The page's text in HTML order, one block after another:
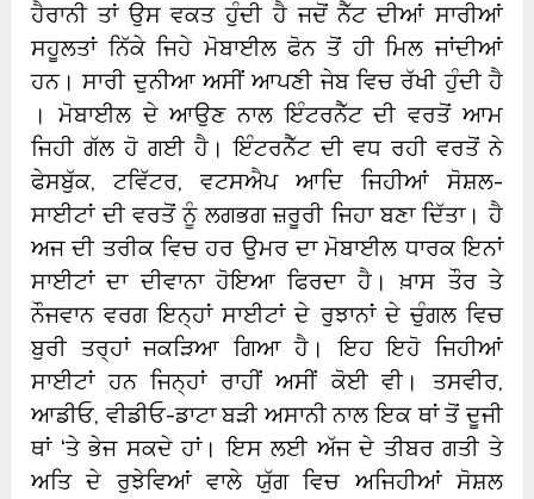
ਹੈਰਾਨੀ ਤਾਂ ਉਸ ਵਕਤ ਹੁੰਦੀ ਹੈ ਜਦੋਂ ਨੈੱਟ ਦੀਆਂ ਸਾਰੀਆਂ
ਸਹੂਲਤਾਂ ਨਿੱਕੇ ਜਿਹੇ ਮੋਬਾਈਲ ਫੋਨ ਤੋਂ ਹੀ ਮਿਲ ਜਾਂਦੀਆਂ
ਹਨ। ਸਾਰੀ ਦੁਨੀਆ ਅਸੀਂ ਆਪਣੀ ਜੇਬ ਵਿਚ ਰੱਖੀ ਹੁੰਦੀ ਹੈ
। ਮੋਬਾਈਲ ਦੇ ਆਉਣ ਨਾਲ ਇੰਟਰਨੈੱਟ ਦੀ ਵਰਤੋਂ ਆਮ
ਜਿਹੀ ਗੱਲ ਹੋ ਗਈ ਹੈ। ਇੰਟਰਨੈੱਟ ਦੀ ਵਧ ਰਹੀ ਵਰਤੋਂ ਨੇ
ਫੇਸਬੁੱਕ, ਟਵਿੱਟਰ, ਵਟਸਐਪ ਆਦਿ ਜਿਹੀਆਂ ਸੋਸ਼ਲ-
ਸਾਈਟਾਂ ਦੀ ਵਰਤੋਂ ਨੂੰ ਲਗਭਗ ਜ਼ਰੂਰੀ ਜਿਹਾ ਬਣਾ ਦਿੱਤਾ। ਹੈ
ਅਜ ਦੀ ਤਰੀਕ ਵਿਚ ਹਰ ਉਮਰ ਦਾ ਮੋਬਾਈਲ ਧਾਰਕ ਇਨਾਂ
ਸਾਈਟਾਂ ਦਾ ਦੀਵਾਨਾ ਹੋਇਆ ਫਿਰਦਾ ਹੈ। ਖ਼ਾਸ ਤੌਰ ਤੇ
ਨੌਜਵਾਨ ਵਰਗ ਇਨ੍ਹਾਂ ਸਾਈਟਾਂ ਦੇ ਰੁਝਾਨਾਂ ਦੇ ਚੁੰਗਲ ਵਿਚ
ਬੁਰੀ ਤਰ੍ਹਾਂ ਜਕੜਿਆ ਗਿਆ ਹੈ। ਇਹ ਇਹੋ ਜਿਹੀਆਂ
ਸਾਈਟਾਂ ਹਨ ਜਿਨ੍ਹਾਂ ਰਾਹੀਂ ਅਸੀਂ ਕੋਈ ਵੀ। ਤਸਵੀਰ,
ਆਡੀਓ, ਵੀਡੀਓ-ਡਾਟਾ ਬੜੀ ਅਸਾਨੀ ਨਾਲ ਇਕ ਥਾਂ ਤੋਂ ਦੂਜੀ
ਥਾਂ ‘ਤੇ ਭੇਜ ਸਕਦੇ ਹਾਂ। ਇਸ ਲਈ ਅੱਜ ਦੇ ਤੀਬਰ ਗਤੀ ਤੇ
ਅਤਿ ਦੇ ਰੁਝੇਵਿਆਂ ਵਾਲੇ ਯੁੱਗ ਵਿਚ ਅਜਿਹੀਆਂ ਸੋਸ਼ਲ